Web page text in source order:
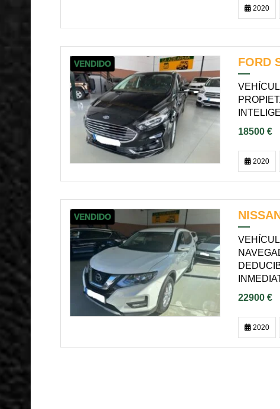
2020
VENDIDO FORD
18500 €
2020
VENDIDO
22900 €
2020